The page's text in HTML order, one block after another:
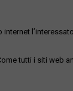
tutti i siti web